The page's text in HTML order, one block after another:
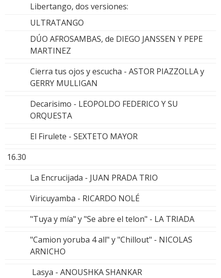
Libertango, dos versiones:
ULTRATANGO
DÚO AFROSAMBAS, de DIEGO JANSSEN Y PEPE
MARTINEZ
Cierra tus ojos y escucha - ASTOR PIAZZOLLA y
GERRY MULLIGAN
Decarisimo - LEOPOLDO FEDERICO Y SU
ORQUESTA
El Firulete - SEXTETO MAYOR
16.30
La Encrucijada - JUAN PRADA TRIO
Viricuyamba - RICARDO NOLÉ
"Tuya y mía" y "Se abre el telon" - LA TRIADA
"Camion yoruba 4 all" y "Chillout" - NICOLAS
ARNICHO
Lasya - ANOUSHKA SHANKAR